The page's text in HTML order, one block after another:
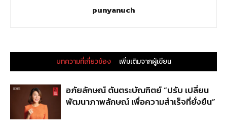
punyanuch
บทความที่เกี่ยวข้อง เพิ่มเติมจากผู้เขียน
อภัยลักษณ์ ตันตระบัณฑิตย์ “ปรับ เปลี่ยน
พัฒนาภาพลักษณ์ เพื่อความสำเร็จที่ยั่งยืน”